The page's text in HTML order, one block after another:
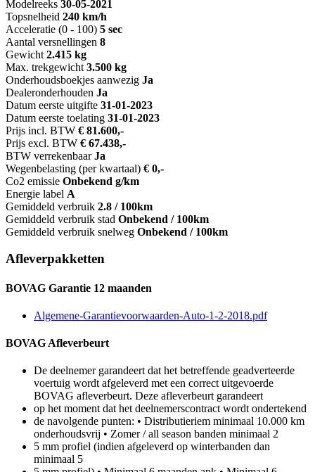
Modelreeks 30-05-2021
Topsnelheid 240 km/h
Acceleratie (0 - 100) 5 sec
Aantal versnellingen 8
Gewicht 2.415 kg
Max. trekgewicht 3.500 kg
Onderhoudsboekjes aanwezig Ja
Dealeronderhouden Ja
Datum eerste uitgifte 31-01-2023
Datum eerste toelating 31-01-2023
Prijs incl. BTW € 81.600,-
Prijs excl. BTW € 67.438,-
BTW verrekenbaar Ja
Wegenbelasting (per kwartaal) € 0,-
Co2 emissie Onbekend g/km
Energie label A
Gemiddeld verbruik 2.8 / 100km
Gemiddeld verbruik stad Onbekend / 100km
Gemiddeld verbruik snelweg Onbekend / 100km
Afleverpakketten
BOVAG Garantie 12 maanden
Algemene-Garantievoorwaarden-Auto-1-2-2018.pdf
BOVAG Afleverbeurt
De deelnemer garandeert dat het betreffende geadverteerde
voertuig wordt afgeleverd met een correct uitgevoerde
BOVAG afleverbeurt. Deze afleverbeurt garandeert
op het moment dat het deelnemerscontract wordt ondertekend
de navolgende punten: • Distributieriem minimaal 10.000 km
onderhoudsvrij • Zomer / all season banden minimaal 2
5 mm profiel (indien afgeleverd op winterbanden dan
minimaal 5